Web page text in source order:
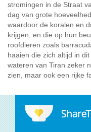
stromingen in de Straat
dag van grote
waardoor de koralen en
krijgen, en die op hun
roofdieren zoals
haaien die zich altijd in
wateren van Tiran zeker
zien, maar ook een rijke